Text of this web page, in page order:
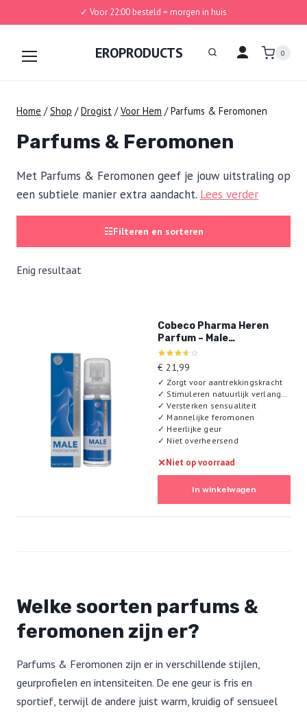
✓ Voor 22:00 besteld = morgen in huis
EROPRODUCTS 0
Home / Shop / Drogist / Voor Hem / Parfums & Feromonen
Parfums & Feromonen
Met Parfums & Feromonen geef je jouw uitstraling op
een subtiele manier extra aandacht. Lees verder
☷Filteren en sorteren
Enig resultaat
Cobeco Pharma Heren
Parfum – Male
Pheromones
Gewaardeerd
3.56
uit 5
€ 21,99
✓ Zorgt voor aantrekkingskracht
✓ Stimuleren natuurlijk verlangen
✓ Versterken sensualiteit
✓ Mannelijke feromonen
✓ Heerlijke geur
✓ Niet overheersend
✕Niet op voorraad
In winkelwagen
Welke soorten parfums &
feromonen zijn er?
Parfums & Feromonen zijn er in verschillende stijlen,
geurprofielen en intensiteiten. De ene geur is fris en
sportief, terwijl de andere juist warm, kruidig of sensueel